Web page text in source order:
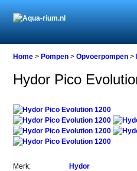
Home
Opvoerpompen
Hydor
Pico
Evolution
Home >Pompen >Opvoerpompen >
Hydor Pico
Merk:
Hydor